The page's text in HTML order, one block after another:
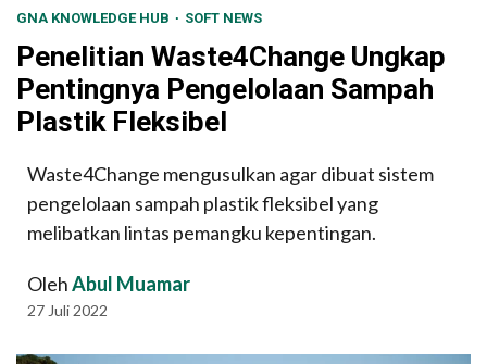
GNA KNOWLEDGE HUB SOFT NEWS
Penelitian Waste4Change Ungkap
Pentingnya Pengelolaan Sampah
Plastik Fleksibel
Waste4Change mengusulkan agar dibuat sistem
pengelolaan sampah plastik fleksibel yang
melibatkan lintas pemangku kepentingan.
OlehAbul Muamar
27 Juli 2022